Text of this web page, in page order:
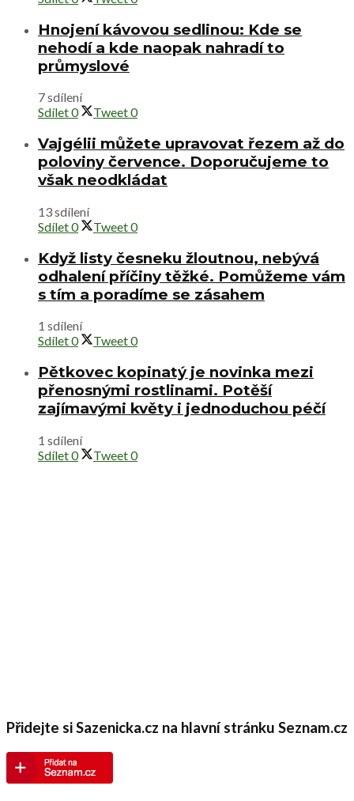
Hnojení kávovou sedlinou: Kde se
nehodí a kde naopak nahradí to
průmyslové
7 sdílení
Sdílet0 Tweet0
Vajgélii můžete upravovat řezem až do
poloviny července. Doporučujeme to
však neodkládat
13 sdílení
Sdílet0 Tweet0
Když listy česneku žloutnou, nebývá
odhalení příčiny těžké. Pomůžeme vám
s tím a poradíme se zásahem
1 sdílení
Sdílet0 Tweet0
Pětkovec kopinatý je novinka mezi
přenosnými rostlinami. Potěší
zajímavými květy i jednoduchou péčí
1 sdílení
Sdílet0 Tweet0
Přidejte si Sazenicka.cz na hlavní stránku Seznam.cz